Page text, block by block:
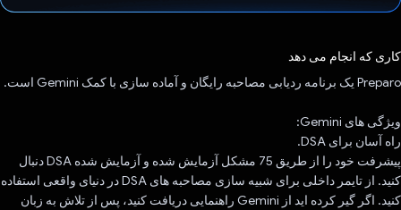
کاری که انجام می دهد
Preparo یک برنامه ردیابی مصاحبه رایگان و آماده سازی با کمک Gemini است.
ویژگی های Gemini:
راه آسان برای DSA.
پیشرفت خود را از طریق 75 مشکل آزمایش شده و آزمایش شده DSA دنبال
کنید. از تایمر داخلی برای شبیه سازی مصاحبه های DSA در دنیای واقعی استفاده
کنید. اگر گیر کرده اید از Gemini راهنمایی دریافت کنید، پس از تلاش به زبان